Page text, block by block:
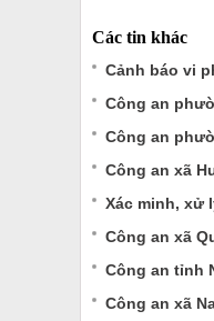
Các tin khác
Cảnh báo vi
Công an
Công an
Công an xã
Xác minh, xử
Công an xã
Công an tỉnh
Công an xã